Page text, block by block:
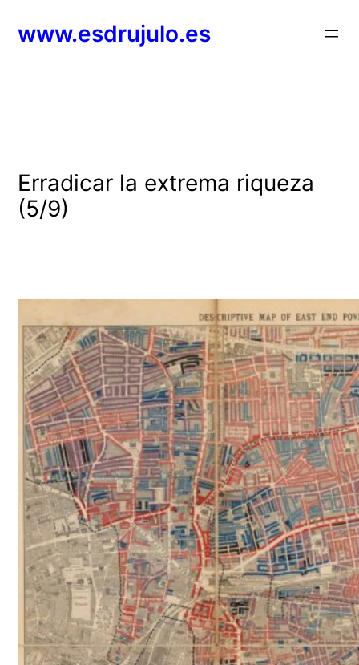
www.esdrujulo.es
Erradicar la extrema riqueza
(5/9)